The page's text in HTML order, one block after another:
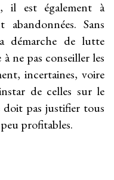
il est également à
abandonnées. Sans
démarche de lutte
ne pas conseiller les
incertaines, voire
de celles sur le
pas justifier tous
profitables.